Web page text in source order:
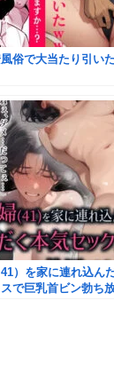
俗で大当たり引い
）を家に連れ込ん
で巨乳首ビン勃ち